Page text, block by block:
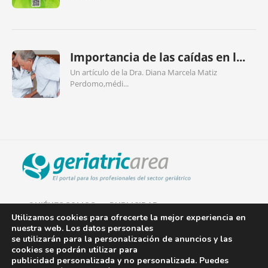
Importancia de las caídas en l...
Un artículo de la Dra. Diana Marcela Matiz
Perdomo,médi...
QUIÉNES SOMOS PUBLICIDAD
AVISO LEGAL
POLÍTICA DE COOKIES
Utilizamos cookies para ofrecerte la mejor experiencia en
nuestra web. Los datos personales
se utilizarán para la personalización de anuncios y las
cookies se podrán utilizar para
publicidad personalizada y no personalizada. Puedes